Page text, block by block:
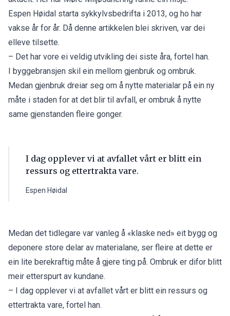
Espen Høidal starta sykkylvsbedrifta i 2013, og ho har
vakse år for år. Då denne artikkelen blei skriven, var dei
elleve tilsette.
– Det har vore ei veldig utvikling dei siste åra, fortel han.
I byggebransjen skil ein mellom gjenbruk og ombruk.
Medan gjenbruk dreiar seg om å nytte materialar på ein ny
måte i staden for at det blir til avfall, er ombruk å nytte
same gjenstanden fleire gonger.
I dag opplever vi at avfallet vårt er blitt ein
ressurs og ettertrakta vare.
Espen Høidal
Medan det tidlegare var vanleg å «klaske ned» eit bygg og
deponere store delar av materialane, ser fleire at dette er
ein lite berekraftig måte å gjere ting på. Ombruk er difor blitt
meir etterspurt av kundane.
– I dag opplever vi at avfallet vårt er blitt ein ressurs og
ettertrakta vare, fortel han.